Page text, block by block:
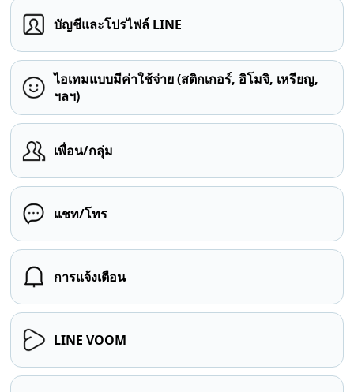
บัญชีและโปรไฟล์ LINE
ไอเทมแบบมีค่าใช้จ่าย (สติกเกอร์, อิโมจิ, เหรียญ,
ฯลฯ)
เพื่อน/กลุ่ม
แชท/โทร
การแจ้งเตือน
LINE VOOM